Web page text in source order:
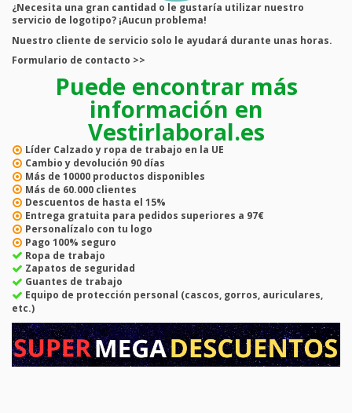
¿Necesita una gran cantidad o le gustaría utilizar nuestro
servicio de logotipo? ¡Aucun problema!
Nuestro cliente de servicio solo le ayudará durante unas horas.
Formulario de contacto >>
Puede encontrar más
información en
Vestirlaboral.es
Líder Calzado y ropa de trabajo en la UE
Cambio y devolución 90 días
Más de 10000 productos disponibles
Más de 60.000 clientes
Descuentos de hasta el 15%
Entrega gratuita para pedidos superiores a 97€
Personalízalo con tu logo
Pago 100% seguro
Ropa de trabajo
Zapatos de seguridad
Guantes de trabajo
Equipo de protección personal (cascos, gorros, auriculares,
etc.)